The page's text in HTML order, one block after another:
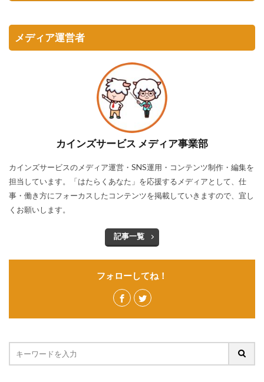
メディア運営者
カインズサービス メディア事業部
カインズサービスのメディア運営・SNS運用・コンテンツ制作・編集を
担当しています。「はたらくあなた」を応援するメディアとして、仕
事・働き方にフォーカスしたコンテンツを掲載していきますので、宜し
くお願いします。
記事一覧
フォローしてね！